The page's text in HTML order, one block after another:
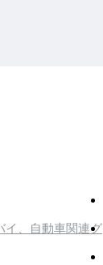
イ、自動車関連グ